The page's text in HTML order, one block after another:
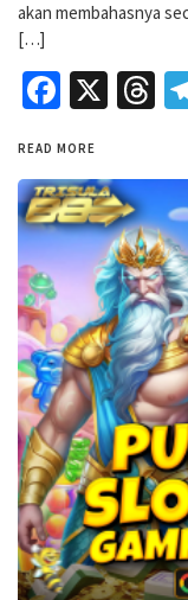
akan membahasnya
[…]
X
READ MORE